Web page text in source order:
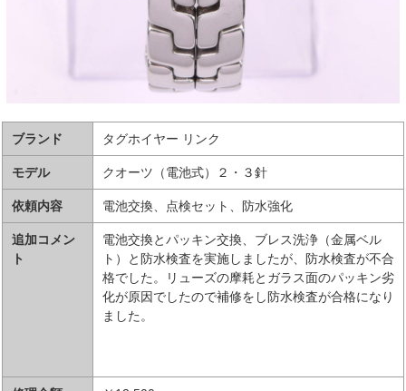
ブランド タグホイヤー リンク
モデル クオーツ（電池式）２・３針
依頼内容 電池交換、点検セット、防水強化
追加コメン
ト
電池交換とパッキン交換、ブレス洗浄（金属ベル
ト）と防水検査を実施しましたが、防水検査が不合
格でした。リューズの摩耗とガラス面のパッキン劣
化が原因でしたので補修をし防水検査が合格になり
ました。